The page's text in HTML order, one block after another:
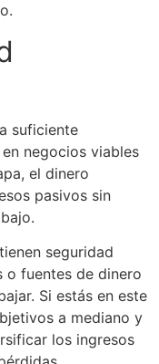
suficiente
negocios viables
el dinero
pasivos sin
seguridad
o fuentes de dinero
Si estás en este
a mediano y
los ingresos